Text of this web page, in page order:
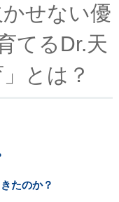
せない優
てるDr.天
とは？
たのか？